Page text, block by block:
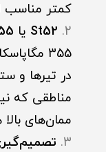
کمتر
St52 یا
355
در تیرها و
مناطقی که
ممان‌های بالا